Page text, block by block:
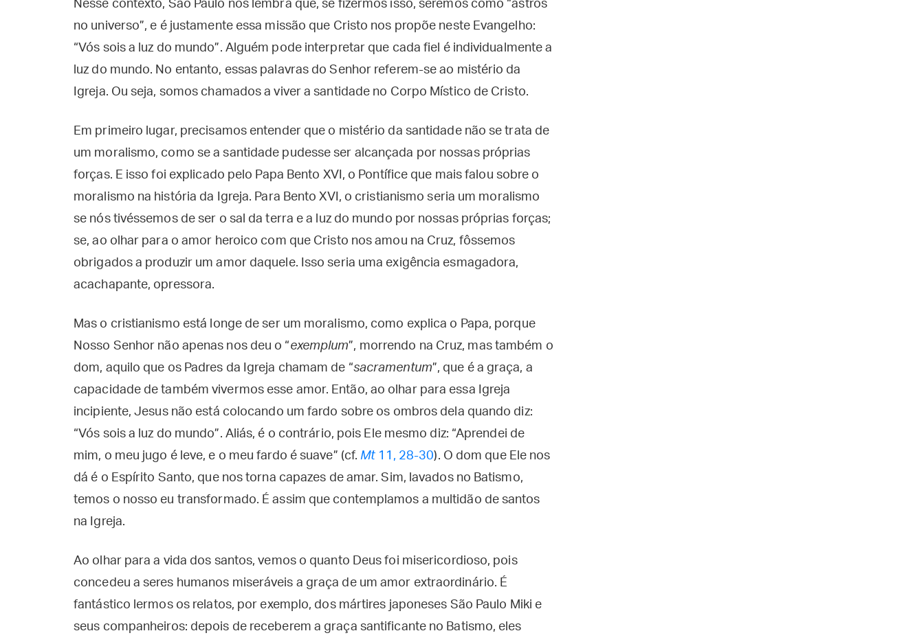
Nesse contexto, São Paulo nos lembra que, se fizermos isso, seremos como “astros
no universo”, e é justamente essa missão que Cristo nos propõe neste Evangelho:
“Vós sois a luz do mundo”. Alguém pode interpretar que cada fiel é individualmente a
luz do mundo. No entanto, essas palavras do Senhor referem-se ao mistério da
Igreja. Ou seja, somos chamados a viver a santidade no Corpo Místico de Cristo.
Em primeiro lugar, precisamos entender que o mistério da santidade não se trata de
um moralismo, como se a santidade pudesse ser alcançada por nossas próprias
forças. E isso foi explicado pelo Papa Bento XVI, o Pontífice que mais falou sobre o
moralismo na história da Igreja. Para Bento XVI, o cristianismo seria um moralismo
se nós tivéssemos de ser o sal da terra e a luz do mundo por nossas próprias forças;
se, ao olhar para o amor heroico com que Cristo nos amou na Cruz, fôssemos
obrigados a produzir um amor daquele. Isso seria uma exigência esmagadora,
acachapante, opressora.
Mas o cristianismo está longe de ser um moralismo, como explica o Papa, porque
Nosso Senhor não apenas nos deu o “exemplum”, morrendo na Cruz, mas também o
dom, aquilo que os Padres da Igreja chamam de “sacramentum”, que é a graça, a
capacidade de também vivermos esse amor. Então, ao olhar para essa Igreja
incipiente, Jesus não está colocando um fardo sobre os ombros dela quando diz:
“Vós sois a luz do mundo”. Aliás, é o contrário, pois Ele mesmo diz: “Aprendei de
mim, o meu jugo é leve, e o meu fardo é suave” (cf.Mt11, 28-30). O dom que Ele nos
dá é o Espírito Santo, que nos torna capazes de amar. Sim, lavados no Batismo,
temos o nosso eu transformado. É assim que contemplamos a multidão de santos
na Igreja.
Ao olhar para a vida dos santos, vemos o quanto Deus foi misericordioso, pois
concedeu a seres humanos miseráveis a graça de um amor extraordinário. É
fantástico lermos os relatos, por exemplo, dos mártires japoneses São Paulo Miki e
seus companheiros: depois de receberem a graça santificante no Batismo, eles